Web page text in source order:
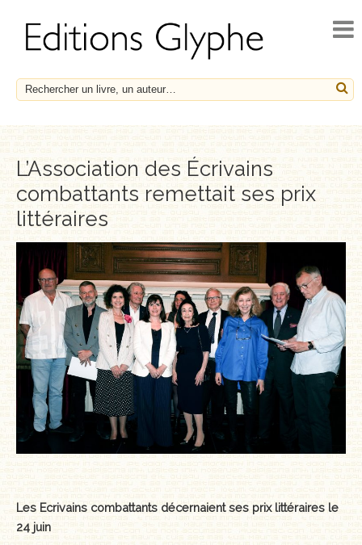
ACTUALITÉS
NOUVEAUTÉS
À PARAÎTRE
CATALOGUE
HISTOIRE ET SOCIÉTÉ
LE FRANÇAIS EN HÉRITAGE
SOCIÉTÉ, HISTOIRE ET MÉDECINE
BIOGRAPHIES
MÉMOIRES, RÉCITS
POLARS ET THRILLERS
ROMANS
L’Association des Écrivains
combattants remettait ses prix
littéraires
Les Ecrivains combattants décernaient ses prix littéraires le
24 juin